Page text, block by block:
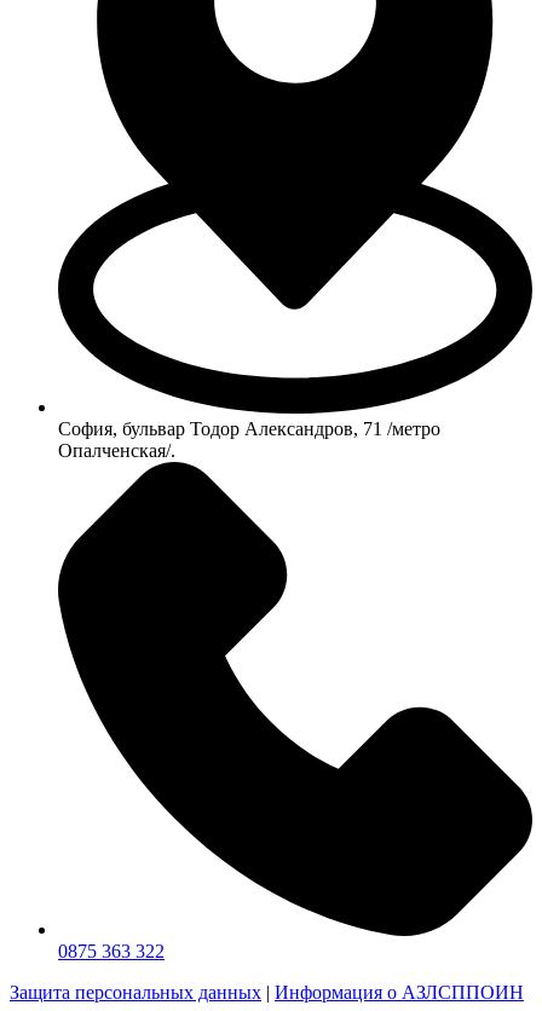
София, бульвар Тодор Александров, 71 /метро
Опалченская/.
0875 363 322
Защита персональных данных | Информация о АЗЛСППОИН